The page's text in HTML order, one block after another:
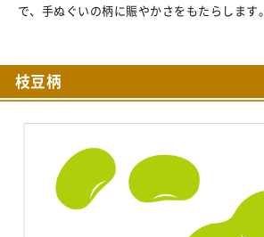
で、手ぬぐいの柄に賑やかさをもたらします。
枝豆柄